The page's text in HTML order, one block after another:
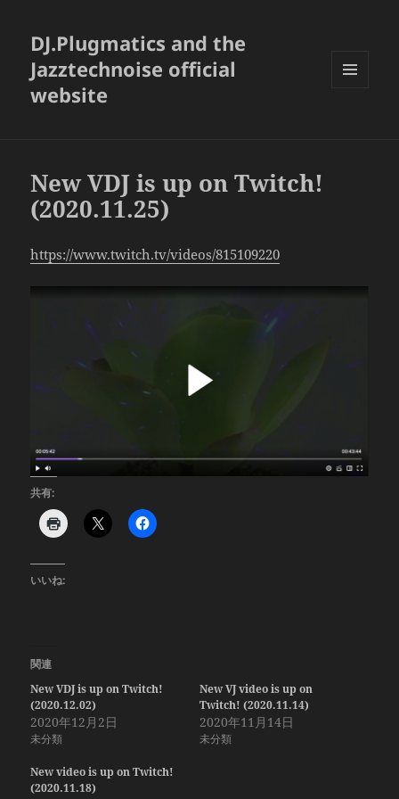
DJ.Plugmatics and the
Jazztechnoise official
website
New VDJ is up on Twitch!
(2020.11.25)
https://www.twitch.tv/videos/815109220
共有:
いいね:
関連
New VDJ is up on Twitch!
(2020.12.02)
2020年12月2日
未分類
New VJ video is up on
Twitch! (2020.11.14)
2020年11月14日
未分類
New video is up on Twitch!
(2020.11.18)